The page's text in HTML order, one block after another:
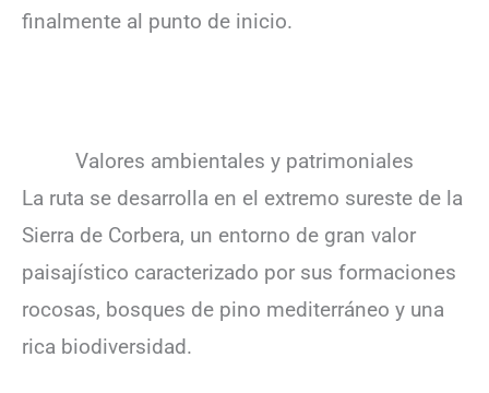
finalmente al punto de inicio.
Valores ambientales y patrimoniales
La ruta se desarrolla en el extremo sureste de la
Sierra de Corbera, un entorno de gran valor
paisajístico caracterizado por sus formaciones
rocosas, bosques de pino mediterráneo y una
rica biodiversidad.